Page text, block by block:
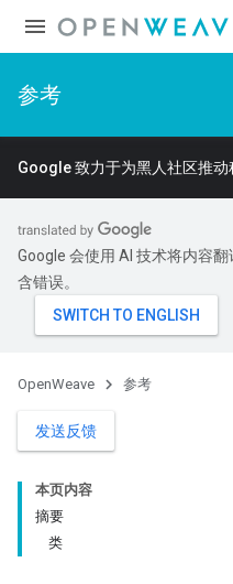
参考
Google 致力于为黑人社区推动
Google 会使用 AI 技术将内容
含错误。
OpenWeave 参考
发送反馈
本页内容
摘要
类